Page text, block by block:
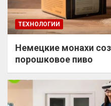
ТЕХНОЛОГИИ
Немецкие монахи
порошковое пиво